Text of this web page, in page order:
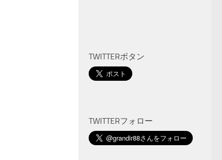
TWITTERボタン
TWITTERフォロー